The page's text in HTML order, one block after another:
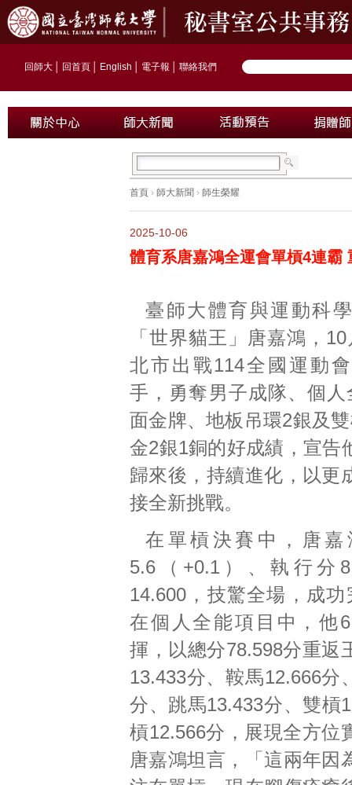
回師大 回首頁 English 電子報 聯絡我們
首頁 › 師大新聞 › 師生榮耀
2025-10-06
體育系唐嘉鴻全運會單槓4連霸
臺師大體育與運動科
「世界貓王」唐嘉鴻，
北市出戰114全國運動
手，勇奪男子成隊、個
面金牌、地板吊環2銀及
金2銀1銅的好成績，宣告
歸來後，持續進化，以更
接全新挑戰。
在單槓決賽中，唐嘉
5.6（+0.1）、執行分
14.600，技驚全場，成
在個人全能項目中，他
揮，以總分78.598分重返
13.433分、鞍馬12.666分
分、跳馬13.433分、雙槓
槓12.566分，展現全方位
唐嘉鴻坦言，「這兩年因